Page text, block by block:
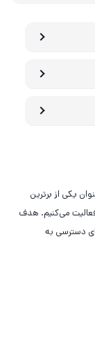
یکی از برترین
می‌کنیم. هدف
دسترسی به